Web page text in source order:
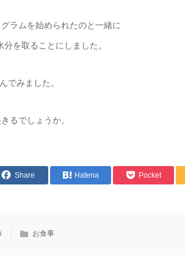
ラムを始められたのと一緒に
を取ることにしました。
でみました。
るでしょうか。
Share Hatena Pocket
お食事